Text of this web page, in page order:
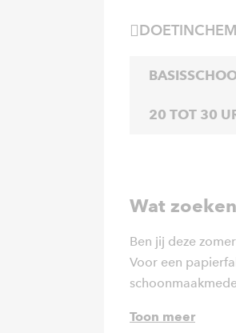
DOETINCHEM
20 TOT 30
Wat
Ben jij deze
Voor een
Toon meer